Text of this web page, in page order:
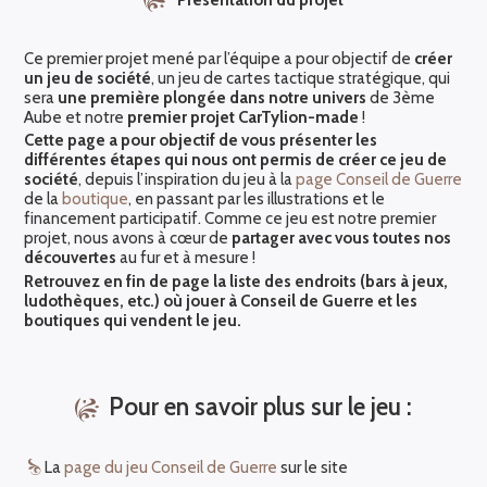
Ce premier projet mené par l’équipe a pour objectif de créer
un jeu de société, un jeu de cartes tactique stratégique, qui
sera une première plongée dans notre univers de 3ème
Aube et notre premier projet CarTylion-made !
Cette page a pour objectif de vous présenter les
différentes étapes qui nous ont permis de créer ce jeu de
société, depuis l’inspiration du jeu à lapage Conseil de Guerre
de la boutique, en passant par les illustrations et le
financement participatif. Comme ce jeu est notre premier
projet, nous avons à cœur de partager avec vous toutes nos
découvertes au fur et à mesure !
Retrouvez en fin de page la liste des endroits (bars à jeux,
ludothèques, etc.) où jouer à Conseil de Guerre et les
boutiques qui vendent le jeu.
Pour en savoir plus sur le jeu :
Lapage du jeu Conseil de Guerre sur le site